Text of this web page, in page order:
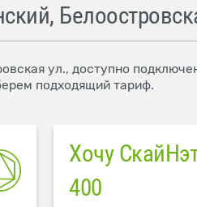
ул., доступно
подходящий тариф.
Хочу
400